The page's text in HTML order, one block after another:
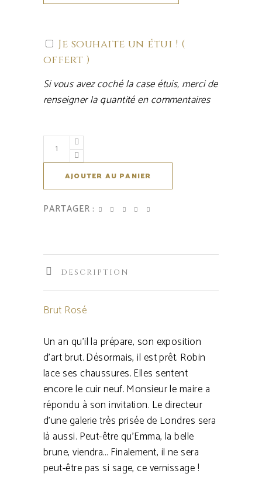
Je souhaite un étui ! (
offert )
Si vous avez coché la case étuis, merci de
renseigner la quantité en commentaires
AJOUTER AU PANIER
PARTAGER :
DESCRIPTION
Brut Rosé
Un an qu’il la prépare, son exposition
d’art brut. Désormais, il est prêt. Robin
lace ses chaussures. Elles sentent
encore le cuir neuf. Monsieur le maire a
répondu à son invitation. Le directeur
d’une galerie très prisée de Londres sera
là aussi. Peut-être qu’Emma, la belle
brune, viendra… Finalement, il ne sera
peut-être pas si sage, ce vernissage !